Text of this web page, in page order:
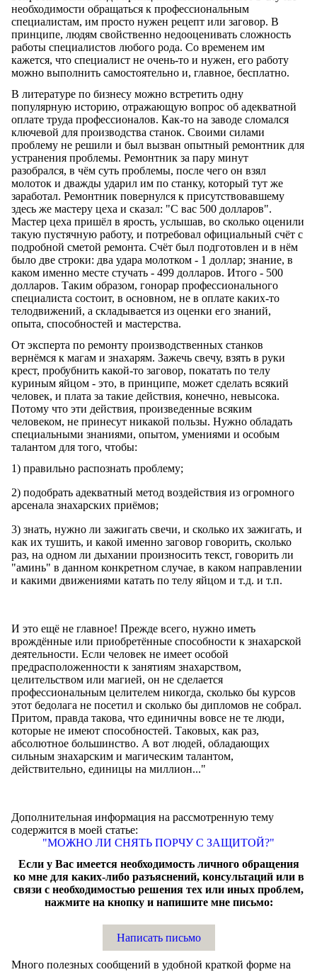
необходимости обращаться к профессиональным
специалистам, им просто нужен рецепт или заговор. В
принципе, людям свойственно недооценивать сложность
работы специалистов любого рода. Со временем им
кажется, что специалист не очень-то и нужен, его работу
можно выполнить самостоятельно и, главное, бесплатно.
В литературе по бизнесу можно встретить одну
популярную историю, отражающую вопрос об адекватной
оплате труда профессионалов. Как-то на заводе сломался
ключевой для производства станок. Своими силами
проблему не решили и был вызван опытный ремонтник для
устранения проблемы. Ремонтник за пару минут
разобрался, в чём суть проблемы, после чего он взял
молоток и дважды ударил им по станку, который тут же
заработал. Ремонтник повернулся к присутствовавшему
здесь же мастеру цеха и сказал: "С вас 500 долларов".
Мастер цеха пришёл в ярость, услышав, во сколько оценили
такую пустячную работу, и потребовал официальный счёт с
подробной сметой ремонта. Счёт был подготовлен и в нём
было две строки: два удара молотком - 1 доллар; знание, в
каком именно месте стучать - 499 долларов. Итого - 500
долларов. Таким образом, гонорар профессионального
специалиста состоит, в основном, не в оплате каких-то
телодвижений, а складывается из оценки его знаний,
опыта, способностей и мастерства.
От эксперта по ремонту производственных станков
вернёмся к магам и знахарям. Зажечь свечу, взять в руки
крест, пробубнить какой-то заговор, покатать по телу
куриным яйцом - это, в принципе, может сделать всякий
человек, и плата за такие действия, конечно, невысока.
Потому что эти действия, произведенные всяким
человеком, не принесут никакой пользы. Нужно обладать
специальными знаниями, опытом, умениями и особым
талантом для того, чтобы:
1) правильно распознать проблему;
2) подобрать адекватный метод воздействия из огромного
арсенала знахарских приёмов;
3) знать, нужно ли зажигать свечи, и сколько их зажигать, и
как их тушить, и какой именно заговор говорить, сколько
раз, на одном ли дыхании произносить текст, говорить ли
"аминь" в данном конкретном случае, в каком направлении
и какими движениями катать по телу яйцом и т.д. и т.п.
И это ещё не главное! Прежде всего, нужно иметь
врождённые или приобретённые способности к знахарской
деятельности. Если человек не имеет особой
предрасположенности к занятиям знахарством,
целительством или магией, он не сделается
профессиональным целителем никогда, сколько бы курсов
этот бедолага не посетил и сколько бы дипломов не собрал.
Притом, правда такова, что единичны вовсе не те люди,
которые не имеют способностей. Таковых, как раз,
абсолютное большинство. А вот людей, обладающих
сильным знахарским и магическим талантом,
действительно, единицы на миллион..."
Дополнительная информация на рассмотренную тему
содержится в моей статье:
"МОЖНО ЛИ СНЯТЬ ПОРЧУ С ЗАЩИТОЙ?"
Если у Вас имеется необходимость личного обращения
ко мне для каких-либо разъяснений, консультаций или в
связи с необходимостью решения тех или иных проблем,
нажмите на кнопку и напишите мне письмо:
Написать письмо
Много полезных сообщений в удобной краткой форме на